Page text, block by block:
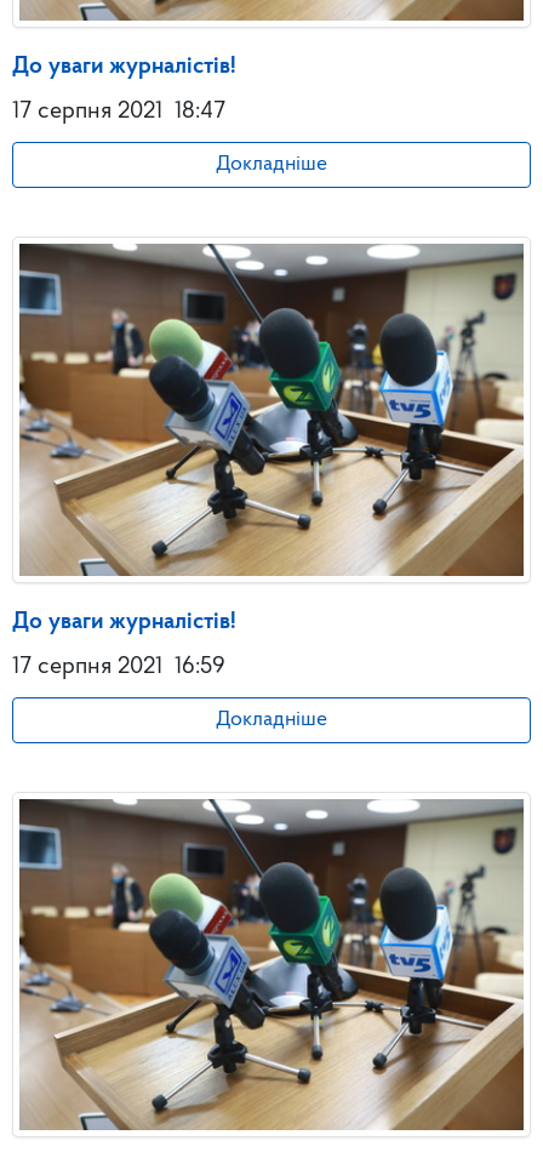
До уваги журналістів!
17 серпня 2021
18:47
Докладніше
До уваги журналістів!
17 серпня 2021
16:59
Докладніше